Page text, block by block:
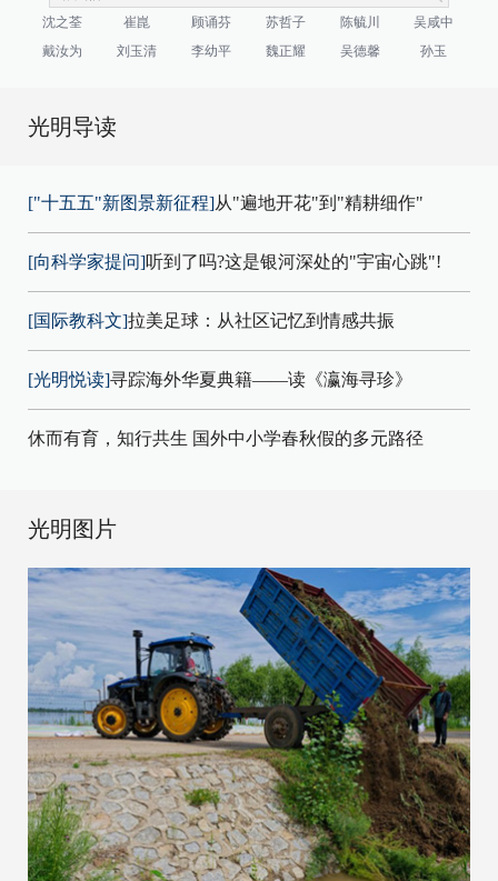
沈之荃 崔崑 顾诵芬 苏哲子 陈毓川
吴咸中
戴汝为
刘玉清 李幼平 魏正耀 吴德馨 孙玉
光明导读
["十五五"新图景新征程]从"遍地开花"到"精耕细作"
[向科学家提问]听到了吗?这是银河深处的"宇宙心跳"!
[国际教科文]拉美足球：从社区记忆到情感共振
[光明悦读]寻踪海外华夏典籍——读《瀛海寻珍》
休而有育，知行共生 国外中小学春秋假的多元路径
光明图片